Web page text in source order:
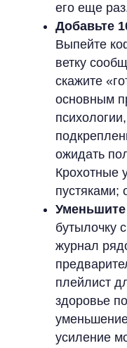
его еще
Добавьте
Выпейте
ветку
скажите
основным
ожидать
Крохотные
пустяками;
Уменьшите
бутылочку
журнал
плейлист
здоровье
усиление